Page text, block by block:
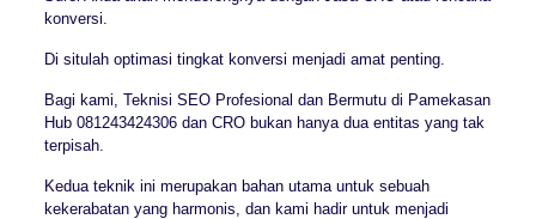
konversi.
Di situlah optimasi tingkat konversi menjadi amat penting.
Bagi kami, Teknisi SEO Profesional dan Bermutu di Pamekasan
Hub 081243424306 dan CRO bukan hanya dua entitas yang tak
terpisah.
Kedua teknik ini merupakan bahan utama untuk sebuah
kekerabatan yang harmonis, dan kami hadir untuk menjadi